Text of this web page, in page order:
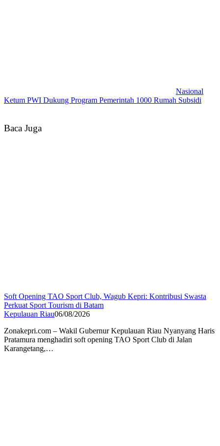
Nasional
Ketum PWI Dukung Program Pemerintah 1000 Rumah Subsidi
Baca Juga
Soft Opening TAO Sport Club, Wagub Kepri: Kontribusi Swasta
Perkuat Sport Tourism di Batam
Kepulauan Riau06/08/2026
Zonakepri.com – Wakil Gubernur Kepulauan Riau Nyanyang Haris
Pratamura menghadiri soft opening TAO Sport Club di Jalan
Karangetang,…